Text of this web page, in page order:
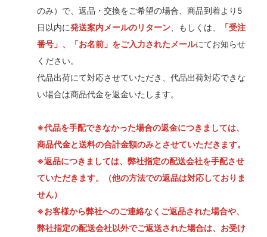
のみ）で、返品・交換をご希望の場合、商品到着より5
日以内に発送案内メールのリターン 、もしくは、
「受注
番号」、「お名前」をご入力されたメールにてお知らせ
ください。
代品出荷にて対応させていただき、代品出荷対応できな
い場合は商品代金を返金いたします。
※代品を手配できなかった場合の返金につきましては、
商品代金と送料の合計金額のみとさせていただきます。
※返品につきましては、弊社指定の配送会社を手配させ
ていただきます。（他の方法での返品は対応しておりま
せん）
※お客様から弊社へのご連絡なくご返品された場合や、
弊社指定の配送会社以外でご返送された場合は、お受け